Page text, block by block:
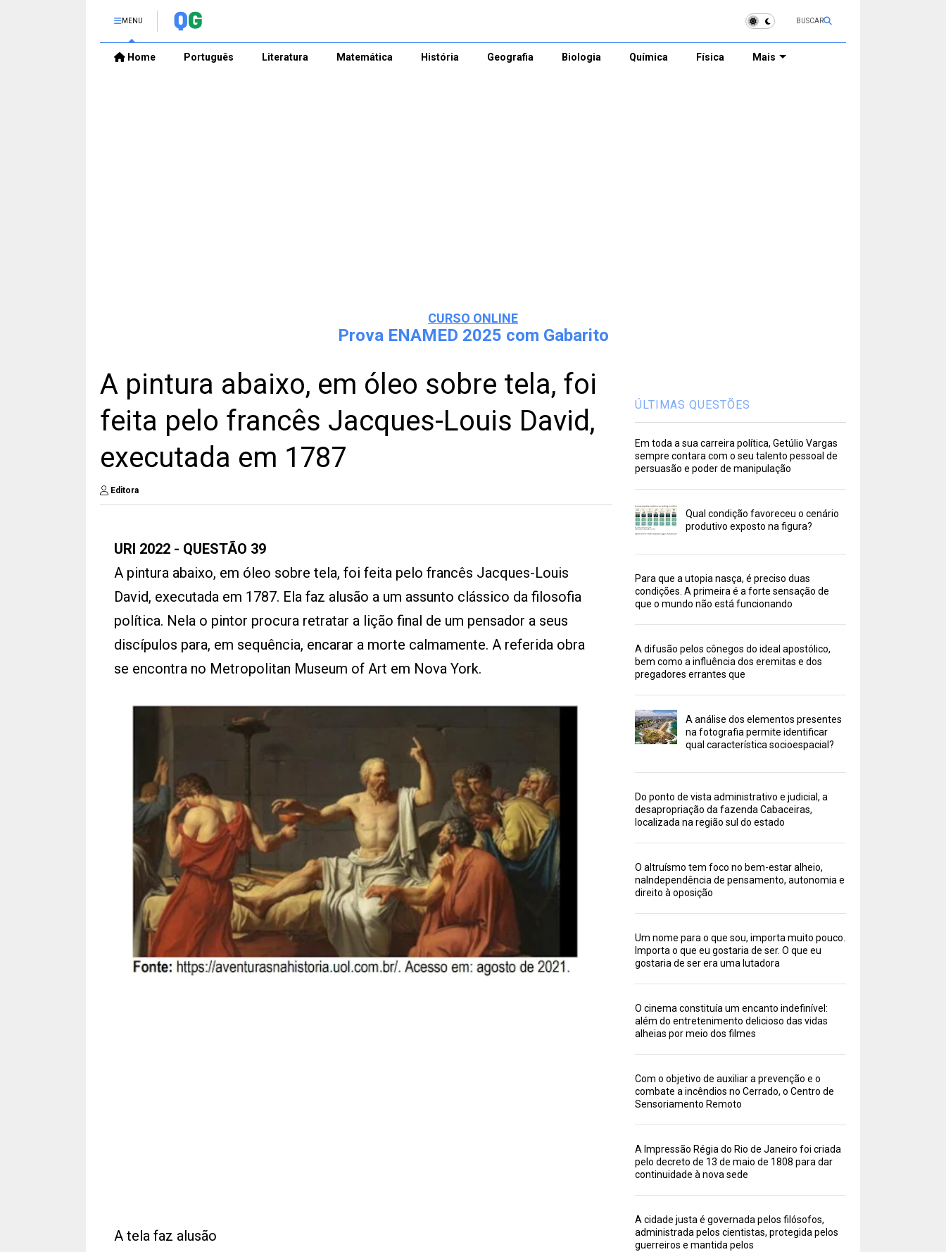
MENU BUSCAR
Home Português Literatura Matemática História Geografia Biologia Química Física Mais
CURSO ONLINE
Prova ENAMED 2025 com Gabarito
A pintura abaixo, em óleo sobre tela, foi
feita pelo francês Jacques-Louis David,
executada em 1787
Editora
URI 2022 - QUESTÃO 39
A pintura abaixo, em óleo sobre tela, foi feita pelo francês Jacques-Louis
David, executada em 1787. Ela faz alusão a um assunto clássico da filosofia
política. Nela o pintor procura retratar a lição final de um pensador a seus
discípulos para, em sequência, encarar a morte calmamente. A referida obra
se encontra no Metropolitan Museum of Art em Nova York.
A tela faz alusão
ÚLTIMAS QUESTÕES
Em toda a sua carreira política, Getúlio Vargas
sempre contara com o seu talento pessoal de
persuasão e poder de manipulação
Qual condição favoreceu o cenário
produtivo exposto na figura?
Para que a utopia nasça, é preciso duas
condições. A primeira é a forte sensação de
que o mundo não está funcionando
A difusão pelos cônegos do ideal apostólico,
bem como a influência dos eremitas e dos
pregadores errantes que
A análise dos elementos presentes
na fotografia permite identificar
qual característica socioespacial?
Do ponto de vista administrativo e judicial, a
desapropriação da fazenda Cabaceiras,
localizada na região sul do estado
O altruísmo tem foco no bem-estar alheio,
naIndependência de pensamento, autonomia e
direito à oposição
Um nome para o que sou, importa muito pouco.
Importa o que eu gostaria de ser. O que eu
gostaria de ser era uma lutadora
O cinema constituía um encanto indefinível:
além do entretenimento delicioso das vidas
alheias por meio dos filmes
Com o objetivo de auxiliar a prevenção e o
combate a incêndios no Cerrado, o Centro de
Sensoriamento Remoto
A Impressão Régia do Rio de Janeiro foi criada
pelo decreto de 13 de maio de 1808 para dar
continuidade à nova sede
A cidade justa é governada pelos filósofos,
administrada pelos cientistas, protegida pelos
guerreiros e mantida pelos